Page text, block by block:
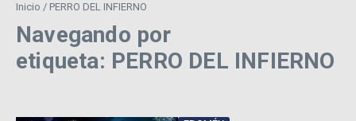
Inicio / PERRO DEL INFIERNO
Navegando por
etiqueta: PERRO DEL INFIERNO